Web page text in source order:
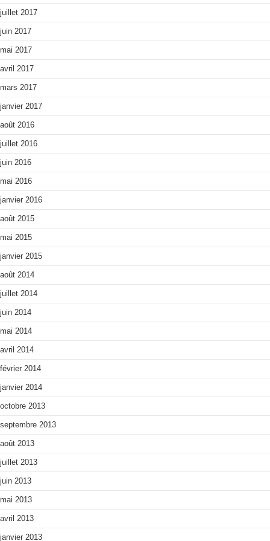
juillet 2017
juin 2017
mai 2017
avril 2017
mars 2017
janvier 2017
août 2016
juillet 2016
juin 2016
mai 2016
janvier 2016
août 2015
mai 2015
janvier 2015
août 2014
juillet 2014
juin 2014
mai 2014
avril 2014
février 2014
janvier 2014
octobre 2013
septembre 2013
août 2013
juillet 2013
juin 2013
mai 2013
avril 2013
janvier 2013